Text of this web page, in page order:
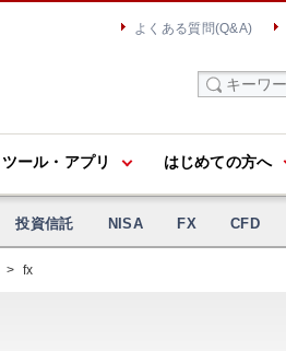
よくある質問(Q&A)
ツール・アプリ はじめての方へ
投資信託 NISA FX CFD
> fx